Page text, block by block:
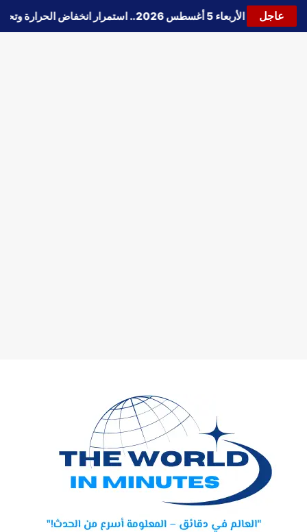
عاجل
اليوم الأربعاء 5 أغسطس 2026.. استمرار انخفاض الحرارة وتحذيرات من الشبورة واضطراب الملاحة